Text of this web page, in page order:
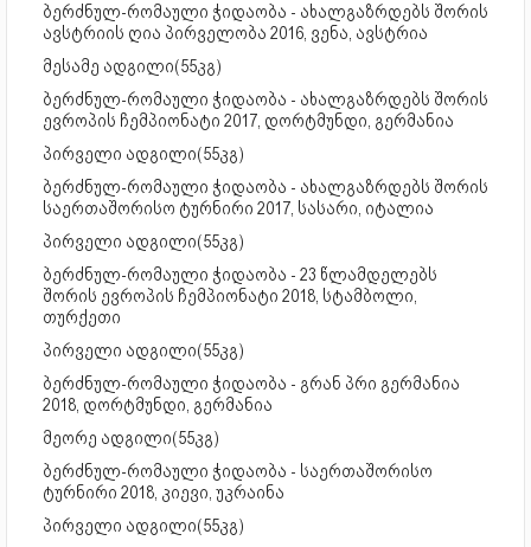
ბერძნულ-რომაული ჭიდაობა - ახალგაზრდებს შორის
ავსტრიის ღია პირველობა 2016, ვენა, ავსტრია
მესამე ადგილი(55კგ)
ბერძნულ-რომაული ჭიდაობა - ახალგაზრდებს შორის
ევროპის ჩემპიონატი 2017, დორტმუნდი, გერმანია
პირველი ადგილი(55კგ)
ბერძნულ-რომაული ჭიდაობა - ახალგაზრდებს შორის
საერთაშორისო ტურნირი 2017, სასარი, იტალია
პირველი ადგილი(55კგ)
ბერძნულ-რომაული ჭიდაობა - 23 წლამდელებს
შორის ევროპის ჩემპიონატი 2018, სტამბოლი,
თურქეთი
პირველი ადგილი(55კგ)
ბერძნულ-რომაული ჭიდაობა - გრან პრი გერმანია
2018, დორტმუნდი, გერმანია
მეორე ადგილი(55კგ)
ბერძნულ-რომაული ჭიდაობა - საერთაშორისო
ტურნირი 2018, კიევი, უკრაინა
პირველი ადგილი(55კგ)